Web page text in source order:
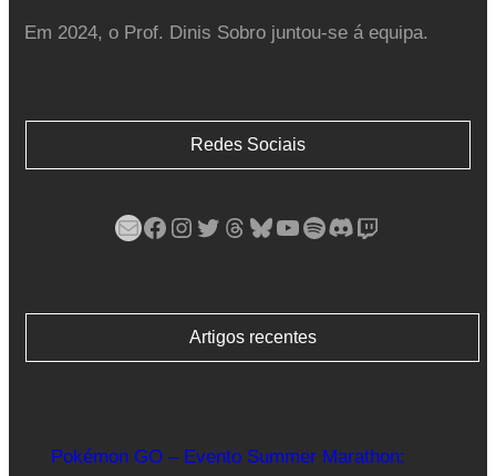
Em 2024, o Prof. Dinis Sobro juntou-se á equipa.
Redes Sociais
Mail Facebook Instagram Twitter Threads Bluesky YouTube Spotify Discord Twitch
Artigos recentes
Pokémon GO – Evento Summer Marathon: